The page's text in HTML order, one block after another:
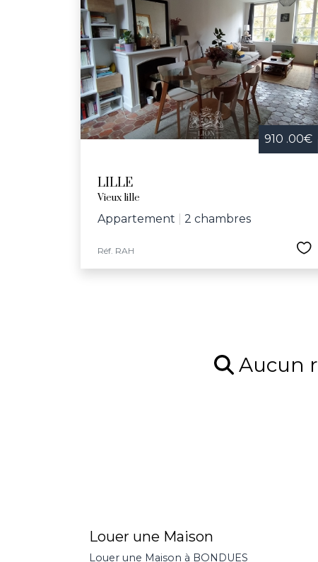
valoriser les
Festive et
bibliothèques, le
d'infrastructures
communal et
dynamique et
910 .00€
LILLE
Vieux lille
Appartement 2 chambres
Réf. RAH
Aucun
Louer une Maison
Louer une Maison à BONDUES